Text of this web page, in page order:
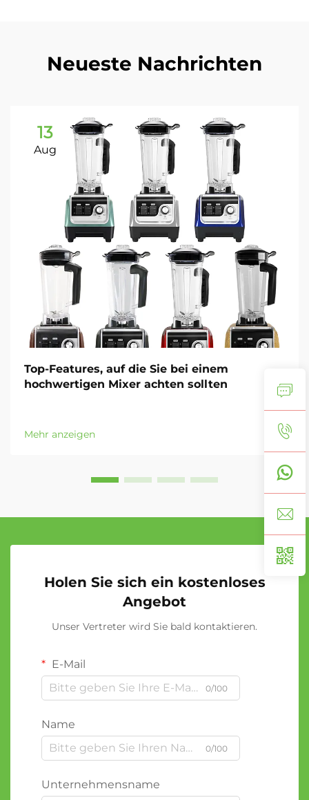
Neueste Nachrichten
13
Aug
Top-Features, auf die Sie bei einem
hochwertigen Mixer achten sollten
Mehr anzeigen
Holen Sie sich ein kostenloses
Angebot
Unser Vertreter wird Sie bald kontaktieren.
E-Mail
0/100
Name
0/100
Unternehmensname